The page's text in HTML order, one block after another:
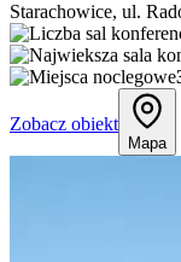
Starachowice, ul.
Zobacz obiekt
Mapa